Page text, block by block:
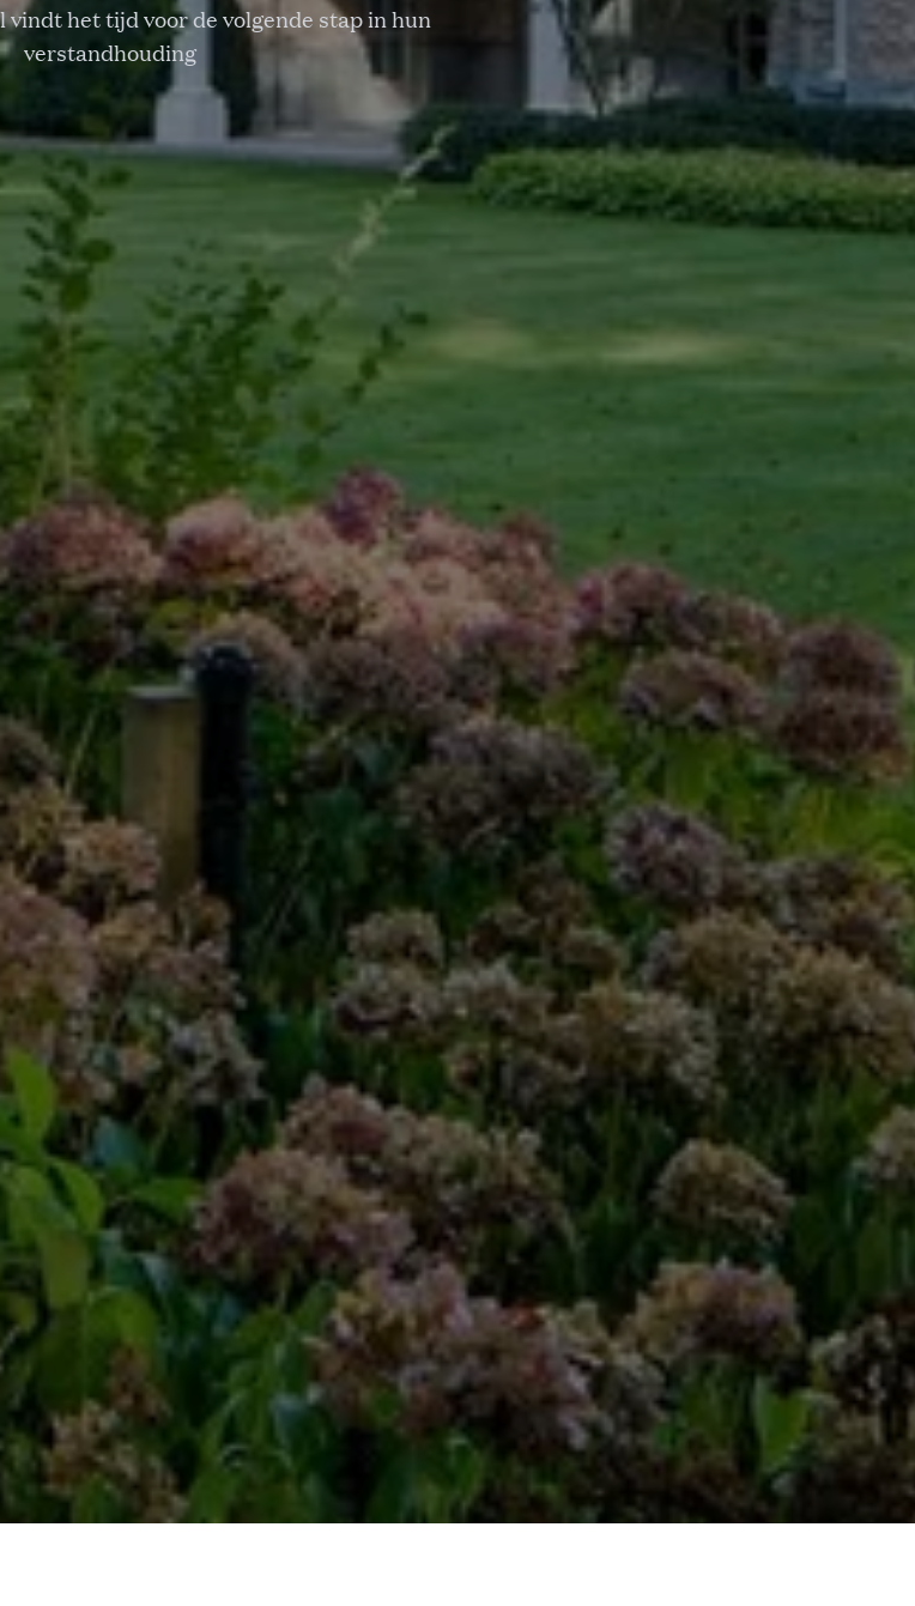
vindt het tijd voor de volgende stap in hun
verstandhouding